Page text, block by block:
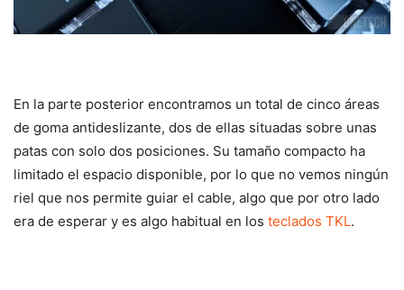
En la parte posterior encontramos un total de cinco áreas
de goma antideslizante, dos de ellas situadas sobre unas
patas con solo dos posiciones. Su tamaño compacto ha
limitado el espacio disponible, por lo que no vemos ningún
riel que nos permite guiar el cable, algo que por otro lado
era de esperar y es algo habitual en los teclados TKL.